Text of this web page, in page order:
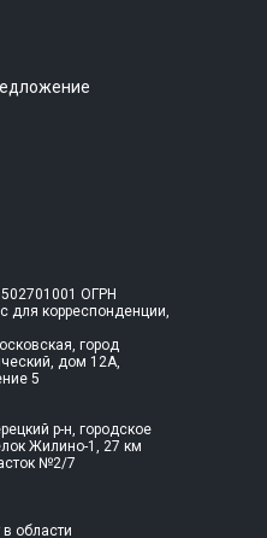
ОГРН
для корреспонденции,
город
дом 12А,
5
р-н, городское
Жилино-1, 27 км
№2/7
области